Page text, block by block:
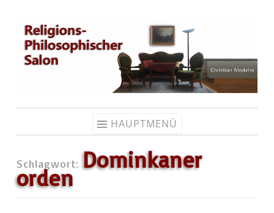
Zum
Inhalt
springen
HAUPTMENÜ
Schlagwort: Dominkaner
orden